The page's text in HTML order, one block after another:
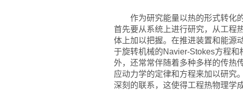
作为研究能量以热的形式转化
首先要从系统上进行研究，从工程
体上加以把握。在推进装置和能源
于旋转机械的Navier-Stokes方程
外，还常常伴随着多种多样的传热
应动力学的定律和方程来加以研究
深刻的联系，这使得工程热物理学